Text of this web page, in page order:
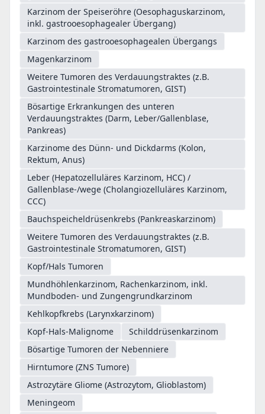
Karzinom der Speiseröhre (Oesophaguskarzinom,
inkl. gastrooesophagealer Übergang)
Karzinom des gastrooesophagealen Übergangs
Magenkarzinom
Weitere Tumoren des Verdauungstraktes (z.B.
Gastrointestinale Stromatumoren, GIST)
Bösartige Erkrankungen des unteren
Verdauungstraktes (Darm, Leber/Gallenblase,
Pankreas)
Karzinome des Dünn- und Dickdarms (Kolon,
Rektum, Anus)
Leber (Hepatozelluläres Karzinom, HCC) /
Gallenblase-/wege (Cholangiozelluläres Karzinom,
CCC)
Bauchspeicheldrüsenkrebs (Pankreaskarzinom)
Weitere Tumoren des Verdauungstraktes (z.B.
Gastrointestinale Stromatumoren, GIST)
Kopf/Hals Tumoren
Mundhöhlenkarzinom, Rachenkarzinom, inkl.
Mundboden- und Zungengrundkarzinom
Kehlkopfkrebs (Larynxkarzinom)
Kopf-Hals-Malignome
Schilddrüsenkarzinom
Bösartige Tumoren der Nebenniere
Hirntumore (ZNS Tumore)
Astrozytäre Gliome (Astrozytom, Glioblastom)
Meningeom